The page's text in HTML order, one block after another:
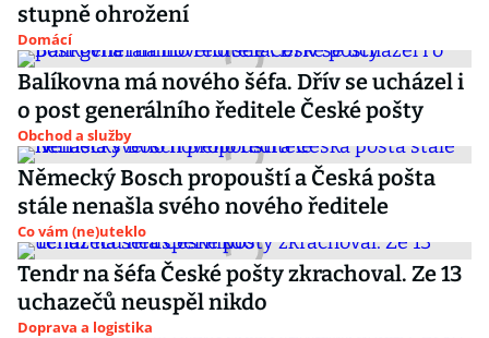
stupně ohrožení
Domácí
Balíkovna má nového šéfa. Dřív se ucházel i
o post generálního ředitele České pošty
Obchod a služby
Německý Bosch propouští a Česká pošta
stále nenašla svého nového ředitele
Co vám (ne)uteklo
Tendr na šéfa České pošty zkrachoval. Ze 13
uchazečů neuspěl nikdo
Doprava a logistika